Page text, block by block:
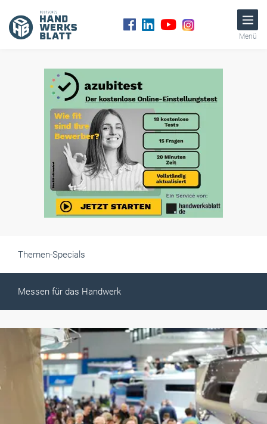
Menü
Themen-Specials
Messen für das Handwerk